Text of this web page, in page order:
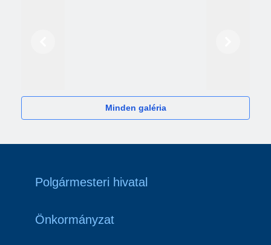
Minden galéria
Polgármesteri hivatal
Önkormányzat